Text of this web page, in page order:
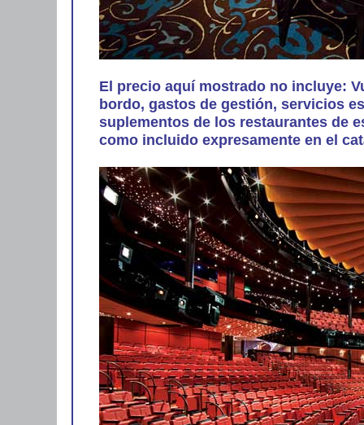
El precio aquí mostrado no incluye:
bordo, gastos de gestión, servicios
suplementos de los restaurantes de
como incluido expresamente en el